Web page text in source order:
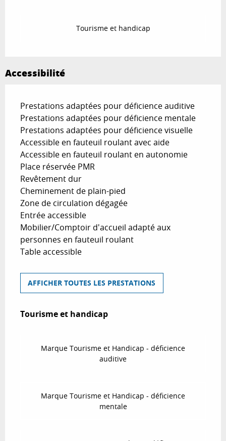
Tourisme et handicap
Accessibilité
Prestations adaptées pour déficience auditive
Prestations adaptées pour déficience mentale
Prestations adaptées pour déficience visuelle
Accessible en fauteuil roulant avec aide
Accessible en fauteuil roulant en autonomie
Place réservée PMR
Revêtement dur
Cheminement de plain-pied
Zone de circulation dégagée
Entrée accessible
Mobilier/Comptoir d'accueil adapté aux
personnes en fauteuil roulant
Table accessible
AFFICHER TOUTES LES PRESTATIONS
Tourisme et handicap
Tourisme et handicap
Marque Tourisme et Handicap - déficience
auditive
Marque Tourisme et Handicap - déficience
mentale